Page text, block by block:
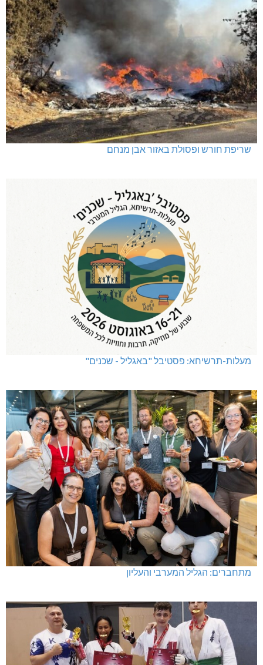
שריפת חורש ופסולת באזור אבן מנחם
מעלות-תרשיחא: פסטיבל "באגליל - שכנים"
מתחברים: הגליל המערבי והעליון